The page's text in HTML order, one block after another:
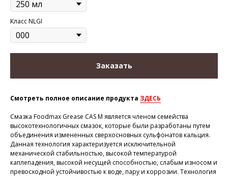
Класс NLGI
Заказать
Смотреть полное описание продукта ЗДЕСЬ
Смазка Foodmax Grease CAS M является членом семейства
высокотехнологичных смазок, которые были разработаны путем
объединения измененных сверхосновных сульфонатов кальция.
Данная технология характеризуется исключительной
механической стабильностью, высокой температурой
каплепадения, высокой несущей способностью, слабым износом и
превосходной устойчивостью к воде, пару и коррозии. Технология